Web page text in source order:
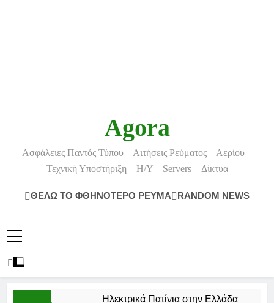
Agora
Ασφάλειες Παντός Τύπου – Αιτήσεις Ρεύματος – Αερίου –
Τεχνική Υποστήριξη – Η/Υ – Servers – Δίκτυα
ΘΕΛΩ ΤΟ ΦΘΗΝΟΤΕΡΟ ΡΕΥΜΑ RANDOM NEWS
Ηλεκτρικά Πατίνια στην Ελλάδα